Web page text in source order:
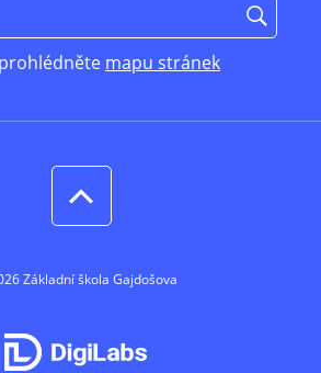
mapu stránek
Základní škola Gajdošova